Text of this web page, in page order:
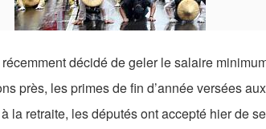
décidé de geler le salaire
près, les primes de fin d’année versées
la retraite, les députés ont accepté hier de